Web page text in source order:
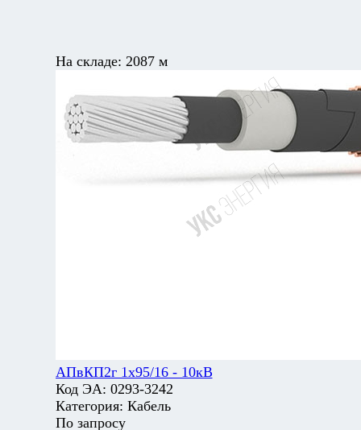
На складе: 2087 м
АПвКП2г 1х95/16 - 10кВ
Код ЭА: 0293-3242
Категория: Кабель
По запросу